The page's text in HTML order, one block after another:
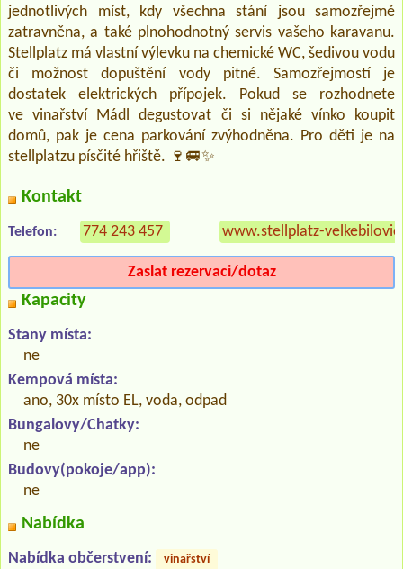
jednotlivých míst, kdy všechna stání jsou samozřejmě
zatravněna, a také plnohodnotný servis vašeho karavanu.
Stellplatz má vlastní výlevku na chemické WC, šedivou vodu
či možnost dopuštění vody pitné. Samozřejmostí je
dostatek elektrických přípojek. Pokud se rozhodnete
ve vinařství Mádl degustovat či si nějaké vínko koupit
domů, pak je cena parkování zvýhodněna. Pro děti je na
stellplatzu písčité hřiště. 🍷🚐✨
Kontakt
Telefon: 774 243 457 www.stellplatz-
Zaslat rezervaci/dotaz
Kapacity
Stany místa:
ne
Kempová místa:
ano, 30x místo EL, voda, odpad
Bungalovy/Chatky:
ne
Budovy(pokoje/app):
ne
Nabídka
Nabídka občerstvení: vinařství